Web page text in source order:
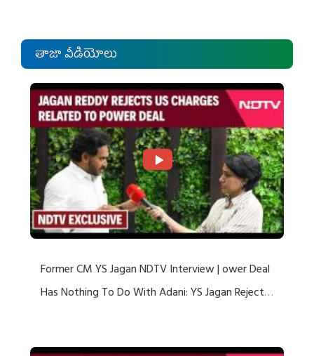
తాజా వీడియోలు
Former CM YS Jagan NDTV Interview | ower Deal
Has Nothing To Do With Adani: YS Jagan Rejects